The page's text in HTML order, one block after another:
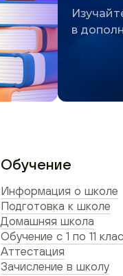
в
Обучение
Информация о школе
Подготовка к школе
Домашняя школа
Обучение с 1 по 11
Аттестация
Зачисление в школу